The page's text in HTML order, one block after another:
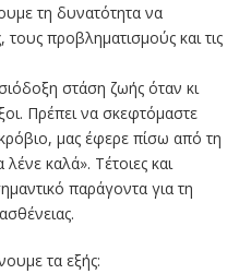
τη δυνατότητα να
τους προβληματισμούς και τις
στάση ζωής όταν κι
Πρέπει να σκεφτόμαστε
μας έφερε πίσω από τη
καλά». Τέτοιες και
παράγοντα για τη
τα εξής: